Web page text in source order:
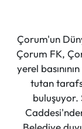
Çorum'un
Çorum FK,
yerel
tutan
buluşuyor.